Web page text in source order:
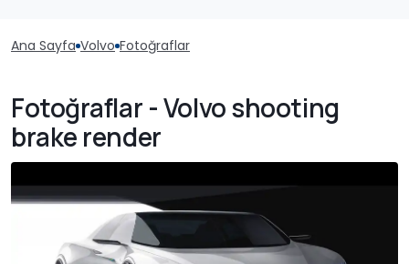
Ana Sayfa Volvo Fotoğraflar
Fotoğraflar - Volvo shooting
brake render